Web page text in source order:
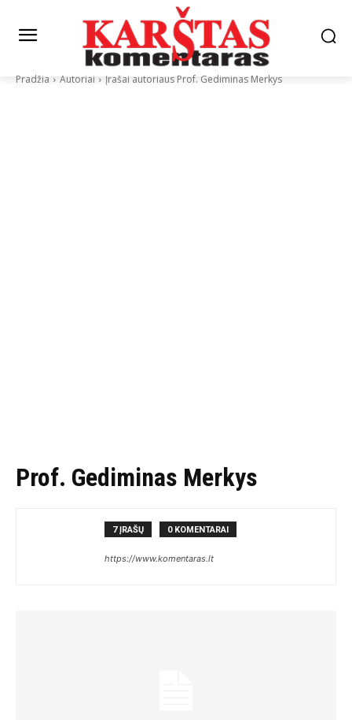
Pradžia Autoriai Įrašai autoriaus Prof. Gediminas Merkys
Prof. Gediminas Merkys
7 ĮRAŠŲ 0 KOMENTARAI
https://www.komentaras.lt